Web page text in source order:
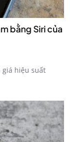
bằng Siri của
hiệu suất